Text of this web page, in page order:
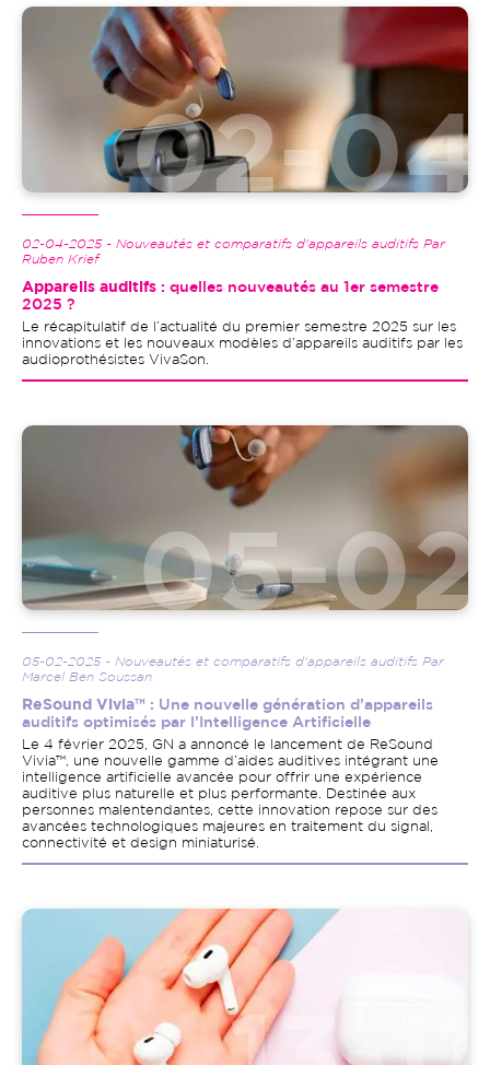
Image
02-04-2025 - Nouveautés et comparatifs d'appareils auditifs Par
Ruben Krief
Appareils auditifs : quelles nouveautés au 1er semestre
2025 ?
Le récapitulatif de l’actualité du premier semestre 2025 sur les
innovations et les nouveaux modèles d’appareils auditifs par les
audioprothésistes VivaSon.
Image
05-02-2025 - Nouveautés et comparatifs d'appareils auditifs Par
Marcel Ben Soussan
ReSound Vivia™ : Une nouvelle génération d’appareils
auditifs optimisés par l’Intelligence Artificielle
Le 4 février 2025, GN a annoncé le lancement de ReSound
Vivia™, une nouvelle gamme d’aides auditives intégrant une
intelligence artificielle avancée pour offrir une expérience
auditive plus naturelle et plus performante. Destinée aux
personnes malentendantes, cette innovation repose sur des
avancées technologiques majeures en traitement du signal,
connectivité et design miniaturisé.
Image